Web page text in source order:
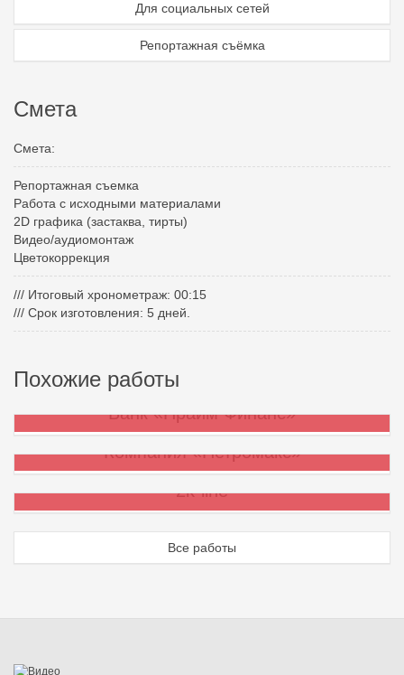
Для социальных сетей
Репортажная съёмка
Смета
Смета:
Репортажная съемка
Работа с исходными материалами
2D графика (застаква, тирты)
Видео/аудиомонтаж
Цветокоррекция
/// Итоговый хронометраж: 00:15
/// Срок изготовления: 5 дней.
Похожие работы
Банк «Прайм Финанс»
Компания «Петромакс»
2k-line
Все работы